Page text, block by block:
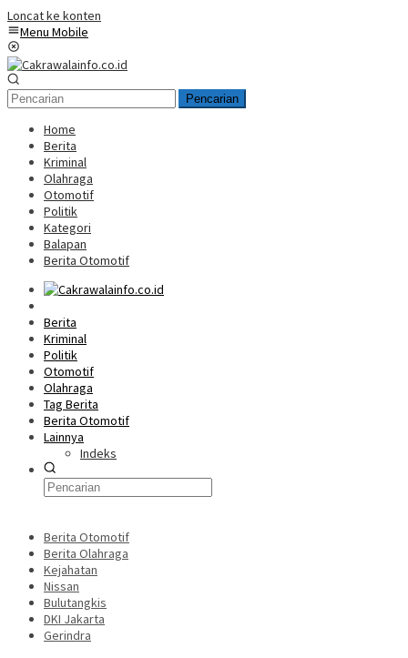
Loncat ke konten
Menu Mobile
Pencarian
Home
Berita
Kriminal
Olahraga
Otomotif
Politik
Kategori
Balapan
Berita Otomotif
Berita
Kriminal
Politik
Otomotif
Olahraga
Tag Berita
Berita Otomotif
Lainnya
Indeks
Berita Otomotif
Berita Olahraga
Kejahatan
Nissan
Bulutangkis
DKI Jakarta
Gerindra